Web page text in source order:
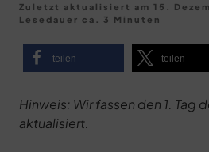
Zuletzt aktualisiert am 15.
Lesedauer ca. 3 Minuten
teilen teilen
Hinweis: Wir fassen den 1. Tag
aktualisiert.